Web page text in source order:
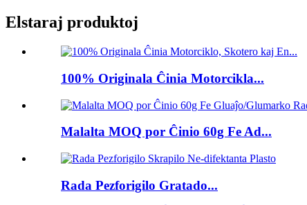
Elstaraj produktoj
100% Originala Ĉinia Motorcikla...
Malalta MOQ por Ĉinio 60g Fe Ad...
Rada Pezforigilo Gratado...